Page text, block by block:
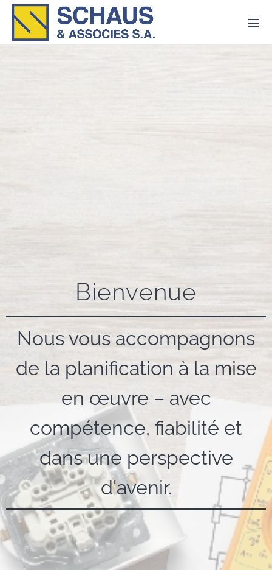
Bienvenue
Nous vous accompagnons
de la planification à la mise
en œuvre – avec
compétence, fiabilité et
dans une perspective
d'avenir.